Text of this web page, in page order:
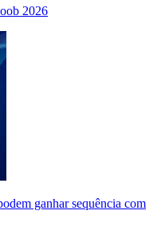
2026
ganhar sequência com